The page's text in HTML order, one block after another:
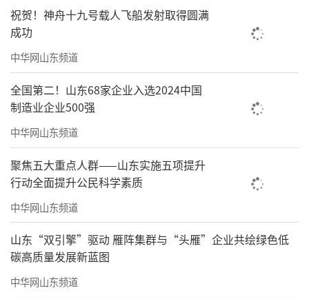
祝贺！神舟十九号载人飞船发射取得圆满
成功
中华网山东频道
全国第二！山东68家企业入选2024中国
制造业企业500强
中华网山东频道
聚焦五大重点人群——山东实施五项提升
行动全面提升公民科学素质
中华网山东频道
山东“双引擎”驱动 雁阵集群与“头雁”企业共绘绿色低
碳高质量发展新蓝图
中华网山东频道